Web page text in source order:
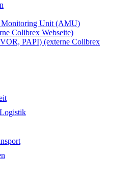
Monitoring Unit (AMU)
Colibrex Webseite)
PAPI) (externe Colibrex